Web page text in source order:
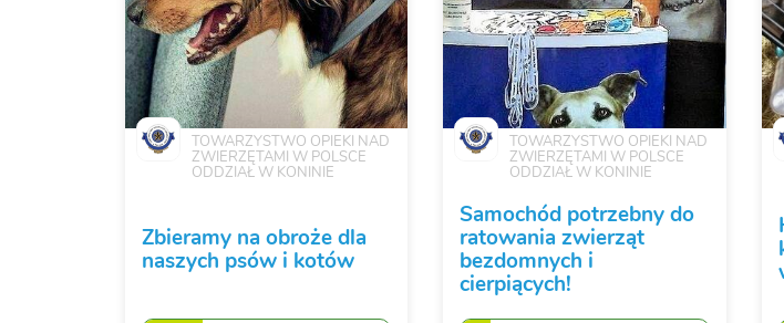
TOWARZYSTWO OPIEKI NAD
ZWIERZĘTAMI W POLSCE
ODDZIAŁ W KONINIE
Zbieramy na obroże dla
naszych psów i kotów
TOWARZYSTWO OPIEKI NAD
ZWIERZĘTAMI W POLSCE
ODDZIAŁ W KONINIE
Samochód potrzebny do
ratowania zwierząt
bezdomnych i
cierpiących!